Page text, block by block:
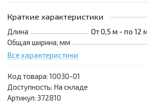
Краткие характеристики
Длина
От 0,5 м - по 12
Общая ширина, мм
Все характеристики
Код товара: 10030-01
Доступность: На складе
Артикул: 372810